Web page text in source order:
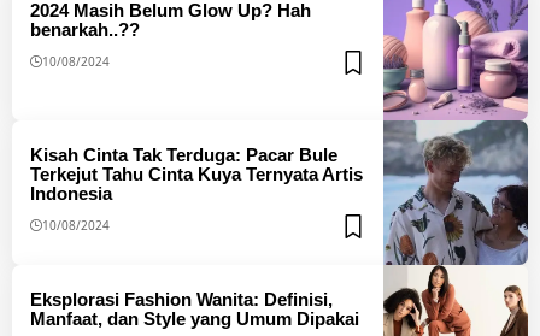
2024 Masih Belum Glow Up? Hah
benarkah..??
10/08/2024
Kisah Cinta Tak Terduga: Pacar Bule
Terkejut Tahu Cinta Kuya Ternyata Artis
Indonesia
10/08/2024
Eksplorasi Fashion Wanita: Definisi,
Manfaat, dan Style yang Umum Dipakai